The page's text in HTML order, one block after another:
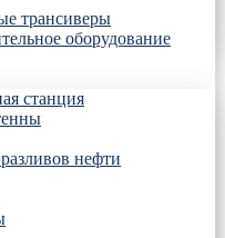
трансиверы
оборудование
станция
нефти